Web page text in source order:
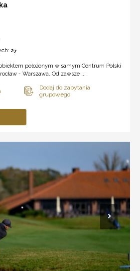
27
położonym w samym Centrum Polski
- Warszawa. Od zawsze ...